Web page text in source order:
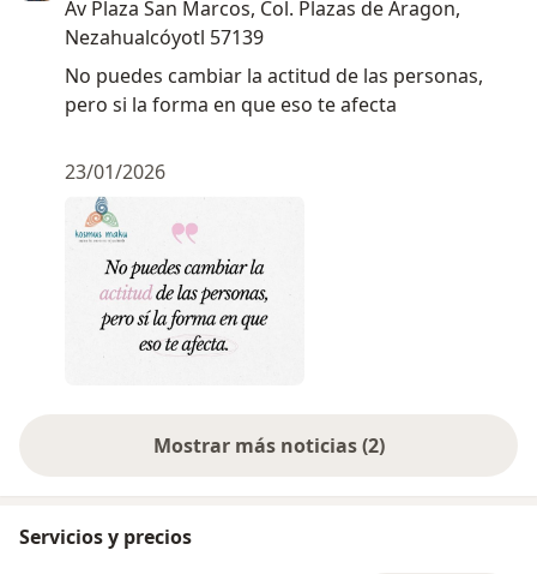
Av Plaza San Marcos, Col. Plazas de Aragon,
Nezahualcóyotl 57139
No puedes cambiar la actitud de las personas,
pero si la forma en que eso te afecta
23/01/2026
Mostrar más noticias (2)
Servicios y precios